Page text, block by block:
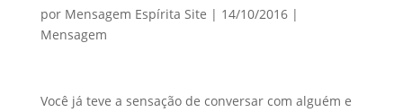
por Mensagem Espírita Site | 14/10/2016|
Mensagem
Você já teve a sensação de conversar com alguém e